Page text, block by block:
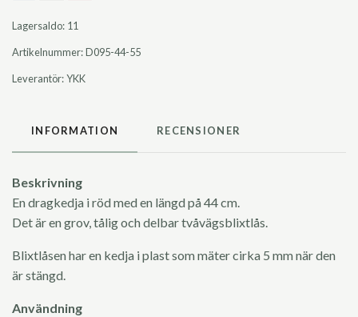
Lagersaldo: 11
Artikelnummer:D095-44-55
Leverantör:YKK
INFORMATION RECENSIONER
Beskrivning
En dragkedja i röd med en längd på 44 cm.
Det är en grov, tålig och delbar tvåvägsblixtlås.
Blixtlåsen har en kedja i plast som mäter cirka 5 mm när den
är stängd.
Användning